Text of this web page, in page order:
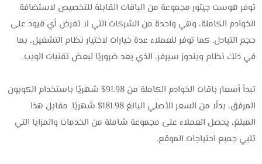
توفر هوست جيتور مجموعة من الباقات القابلة للتخصيص لاستضافة
الخوادم الكاملة، وهي واحدة من الشركات التي لا تفرض أي قيود على
حجم التبادل. كما توفر للعملاء عدة خيارات لاختيار نظام التشغيل، بما
في ذلك نظام ويندوز سيرفر، الذي يعد ضروريًا لبعض تقنيات الويب.
تبدأ أسعار باقات الخوادم الكاملة من 91.98$ شهريًا باستخدام الكوبون
المرفق، بدلًا من السعر الأصلي البالغ 181.98$ شهريًا. مقابل هذا
المبلغ، يحصل العملاء على مجموعة شاملة من الخدمات والمزايا التي
تلبي جميع احتياجات الموقع.